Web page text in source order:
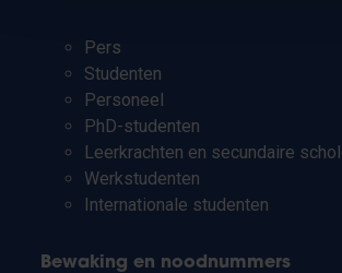
Pers
Studenten
Personeel
PhD-studenten
Leerkrachten en secundaire
Werkstudenten
Internationale studenten
Bewaking en noodnummers